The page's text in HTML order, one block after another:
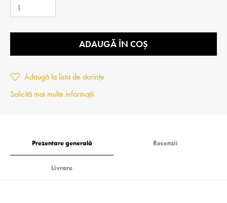
ADAUGĂ ÎN COȘ
Adaugă la lista de dorințe
Solicită mai multe informații
Prezentare generală Recenzii
Livrare